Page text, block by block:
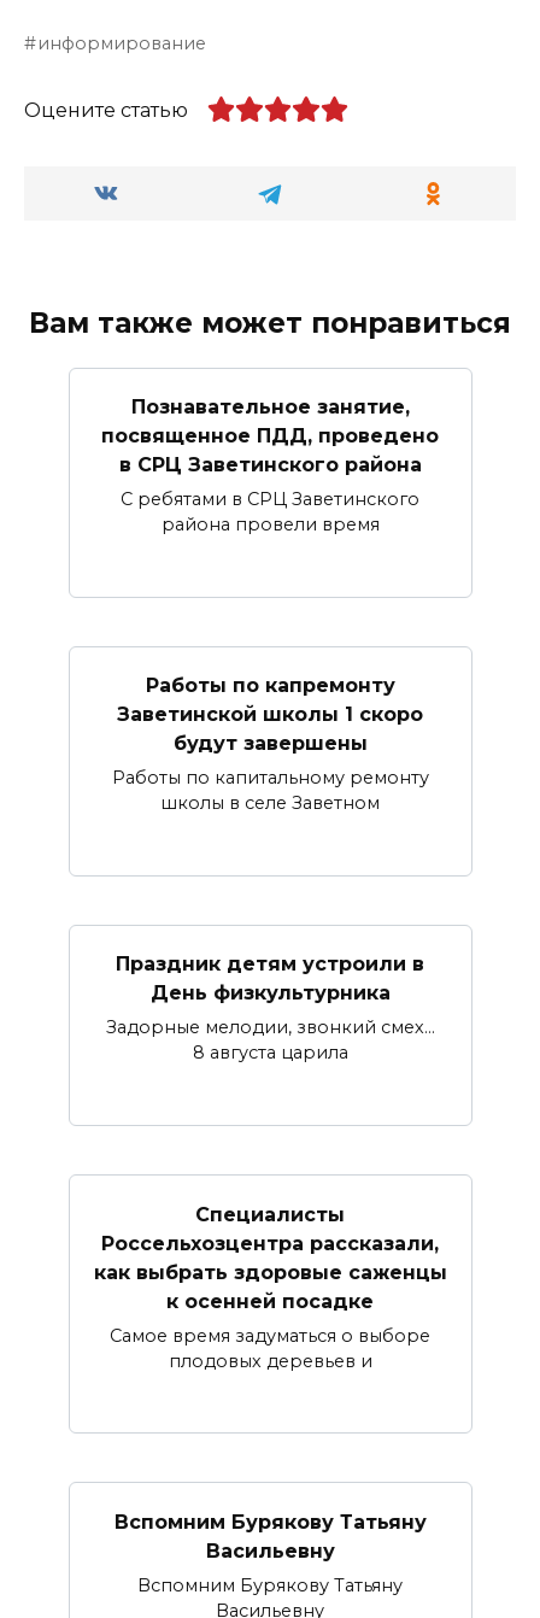
информирование
Оцените статью
Вам также может понравиться
Познавательное занятие,
посвященное ПДД, проведено
в СРЦ Заветинского района
С ребятами в СРЦ Заветинского
района провели время
Работы по капремонту
Заветинской школы 1 скоро
будут завершены
Работы по капитальному ремонту
школы в селе Заветном
Праздник детям устроили в
День физкультурника
Задорные мелодии, звонкий смех…
8 августа царила
Специалисты
Россельхозцентра рассказали,
как выбрать здоровые саженцы
к осенней посадке
Самое время задуматься о выборе
плодовых деревьев и
Вспомним Бурякову Татьяну
Васильевну
Вспомним Бурякову Татьяну
Васильевну